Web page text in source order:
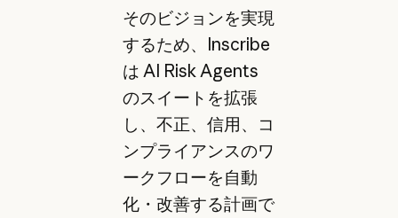
そのビジョンを実現
するため、Inscribe
は AI Risk Agents
のスイートを拡張
し、不正、信用、コ
ンプライアンスのワ
ークフローを自動
化・改善する計画で